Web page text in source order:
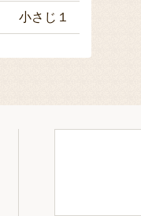
小さじ１